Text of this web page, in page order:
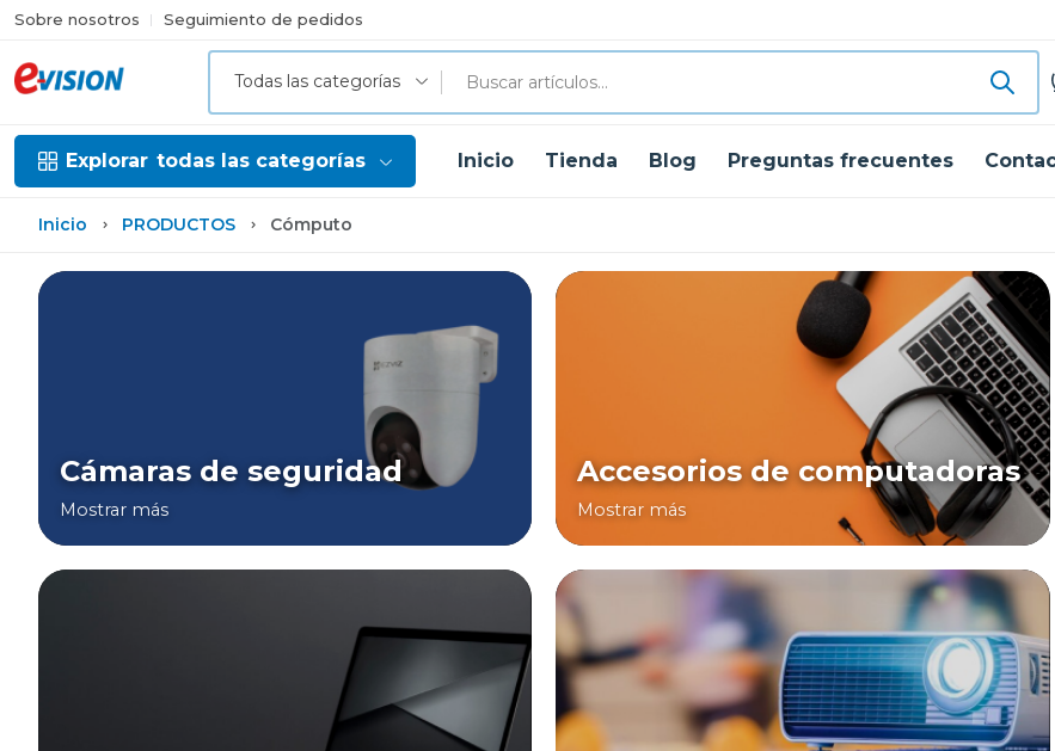
Sobre nosotros Seguimiento de pedidos
Todas las categorías
Explorar todas las categorías Inicio Tienda Blog Preguntas frecuentes
Inicio PRODUCTOS Cómputo
Cámaras de seguridad
Mostrar más
Accesorios de computadoras
Mostrar más